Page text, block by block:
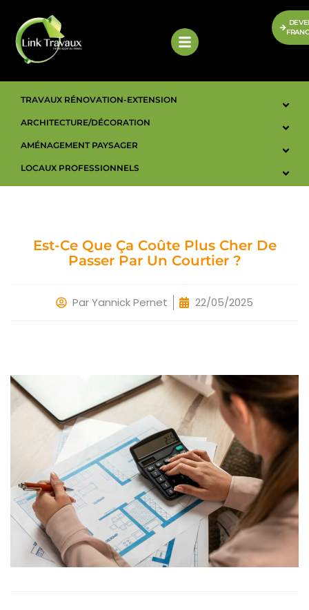
TRAVAUX RÉNOVATION-EXTENSION
ARCHITECTURE/DÉCORATION
AMÉNAGEMENT PAYSAGER
LOCAUX PROFESSIONNELS
Est-Ce Que Ça Coûte Plus Cher De
Passer Par Un Courtier ?
ParYannick Pernet 22/05/2025